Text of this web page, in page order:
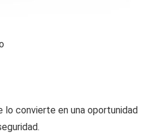
lo convierte en una oportunidad